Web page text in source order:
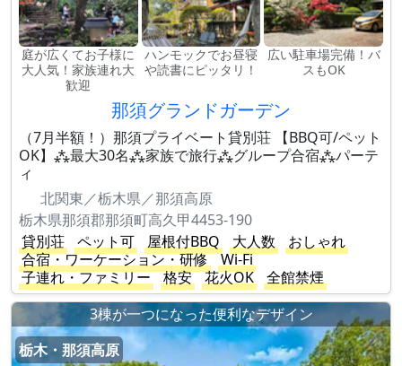
庭が広くてお子様に
大人気！家族連れ大
歓迎
ハンモックでお昼寝
や読書にピッタリ！
広い駐車場完備！バ
スもOK
那須グランドガーデン
（7月半額！）那須プライベート貸別荘 【BBQ可/ペット
OK】⁂最大30名⁂家族で旅行⁂グループ合宿⁂パーテ
ィ
北関東／栃木県／那須高原
栃木県那須郡那須町高久甲4453-190
貸別荘
ペット可 屋根付BBQ 大人数
おしゃれ
合宿・ワーケーション・研修
Wi-Fi
子連れ・ファミリー
格安 花火OK
全館禁煙
3棟が一つになった便利なデザイン
栃木・那須高原